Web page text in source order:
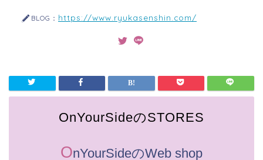
BLOG： https://www.ryukasenshin.com/
OnYourSideのSTORES
OnYourSideのWeb shop